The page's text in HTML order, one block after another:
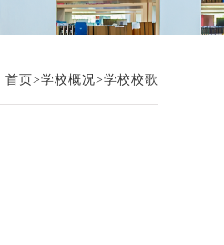
首页 学校概况 学校校歌